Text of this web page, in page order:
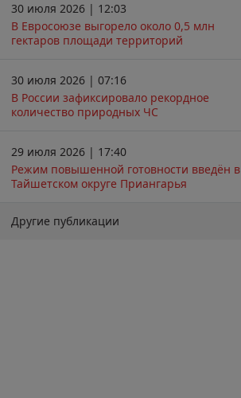
30 июля 2026 | 12:03
В Евросоюзе выгорело около 0,5 млн
гектаров площади территорий
30 июля 2026 | 07:16
В России зафиксировало рекордное
количество природных ЧС
29 июля 2026 | 17:40
Режим повышенной готовности введён в
Тайшетском округе Приангарья
Другие публикации